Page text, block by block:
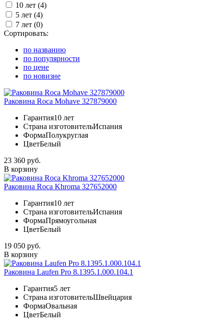
10 лет (4)
5 лет (4)
7 лет (0)
Сортировать:
по названию
по популярности
по цене
по новизне
Раковина Roca Mohave 327879000
Гарантия10 лет
Страна изготовительИспания
ФормаПолукруглая
ЦветБелый
23 360 руб.
В корзину
Раковина Roca Khroma 327652000
Гарантия10 лет
Страна изготовительИспания
ФормаПрямоугольная
ЦветБелый
19 050 руб.
В корзину
Раковина Laufen Pro 8.1395.1.000.104.1
Гарантия5 лет
Страна изготовительШвейцария
ФормаОвальная
ЦветБелый